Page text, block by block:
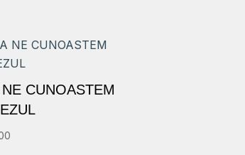
NE CUNOASTEM